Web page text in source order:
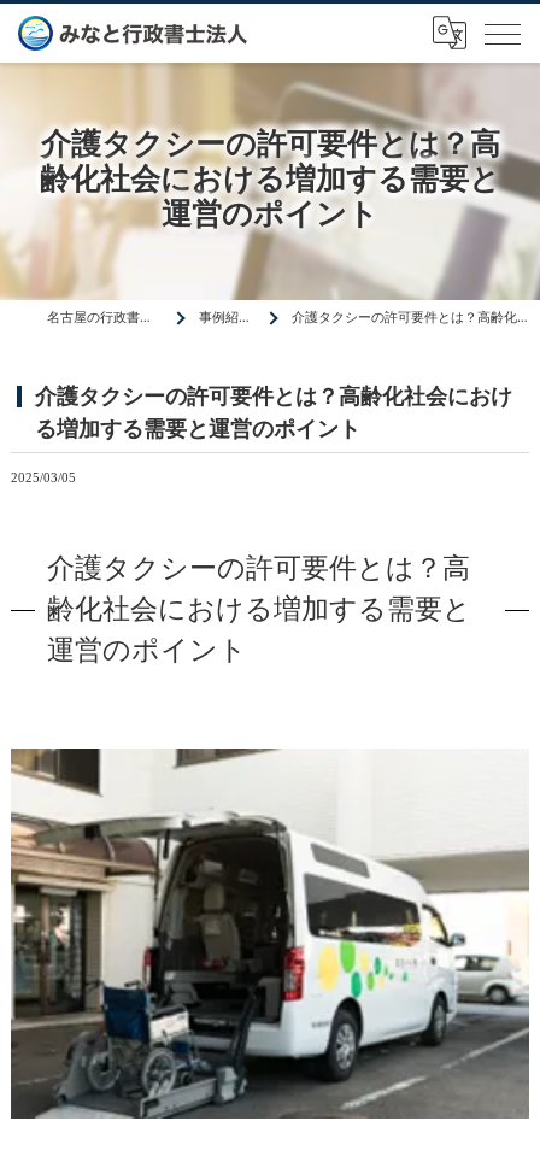
介護タクシーの許可要件とは？高
齢化社会における増加する需要と
運営のポイント
名古屋の行政書士はみなと行政書士法人 事例紹介・ニュース 介護タクシーの許可要件とは？高齢化社会における増加する需要と運営のポイント
介護タクシーの許可要件とは？高齢化社会におけ
る増加する需要と運営のポイント
2025/03/05
介護タクシーの許可要件とは？高
齢化社会における増加する需要と
運営のポイント